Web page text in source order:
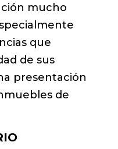
mucho
que
de sus
presentación
de